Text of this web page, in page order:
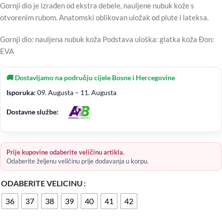
Gornji dio je izrađen od ekstra debele, nauljene nubuk kože s
otvorenim rubom. Anatomski oblikovan uložak od plute i lateksa.
Gornji dio: nauljena nubuk koža Podstava uloška: glatka koža Đon:
EVA
🚚 Dostavljamo na području cijele Bosne i Hercegovine
Isporuka: 09. Augusta – 11. Augusta
Dostavne službe:
Prije kupovine odaberite veličinu artikla.
Odaberite željenu veličinu prije dodavanja u korpu.
ODABERITE VELICINU
36
37 38 39 40 41 42